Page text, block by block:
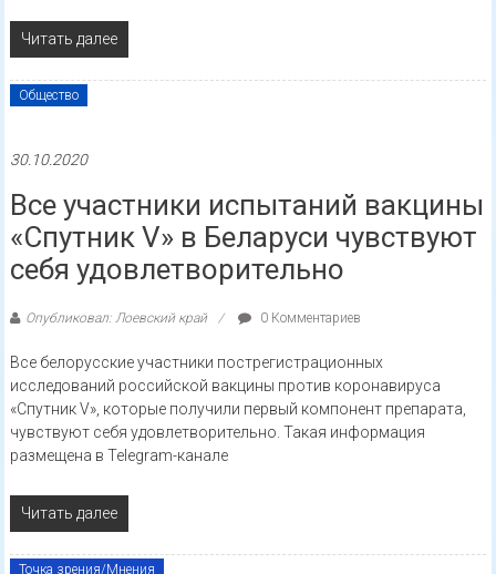
Читать далее
Общество
30.10.2020
Все участники испытаний вакцины
«Спутник V» в Беларуси чувствуют
себя удовлетворительно
Опубликовал: Лоевский край 0 Комментариев
Все белорусские участники пострегистрационных
исследований российской вакцины против коронавируса
«Спутник V», которые получили первый компонент препарата,
чувствуют себя удовлетворительно. Такая информация
размещена в Telegram-канале
Читать далее
Точка зрения/Мнения